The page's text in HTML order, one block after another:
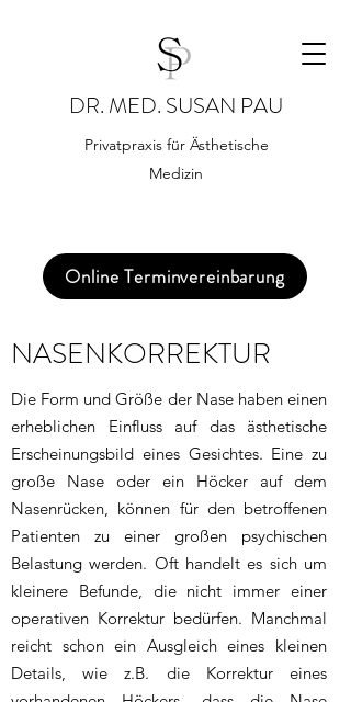
DR. MED. SUSAN PAU
Privatpraxis für Ästhetische
Medizin
Online Terminvereinbarung
NASENKORREKTUR
Die Form und Größe der Nase haben einen
erheblichen Einfluss auf das ästhetische
Erscheinungsbild eines Gesichtes. Eine zu
große Nase oder ein Höcker auf dem
Nasenrücken, können für den betroffenen
Patienten zu einer großen psychischen
Belastung werden. Oft handelt es sich um
kleinere Befunde, die nicht immer einer
operativen Korrektur bedürfen. Manchmal
reicht schon ein Ausgleich eines kleinen
Details, wie z.B. die Korrektur eines